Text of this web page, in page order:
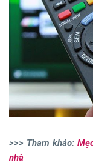
>>> Tham khảo:
nhà